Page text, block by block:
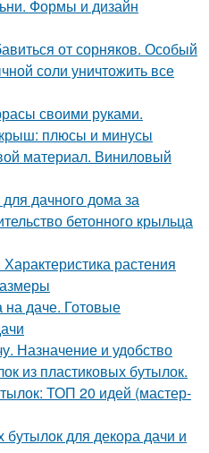
Формы и дизайн
от сорняков. Особый
соли уничтожить все
своими руками.
плюсы и минусы
материал. Виниловый
дачного дома за
бетонного крыльца
растения
на даче. Готовые
Назначение и удобство
из пластиковых бутылок.
ТОП 20 идей (мастер-
бутылок для декора дачи и